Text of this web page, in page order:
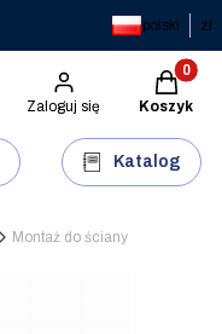
polski zł
Zaloguj się Koszyk
Katalog
Montaż do ściany